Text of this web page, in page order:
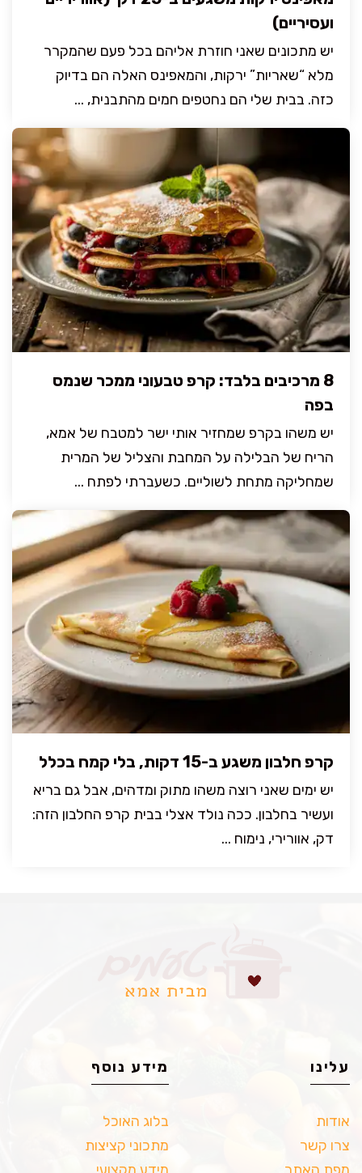
ועסיריים)
יש מתכונים שאני חוזרת אליהם בכל פעם שהמקרר
מלא “שאריות” ירקות, והמאפינס האלה הם בדיוק
כזה. בבית שלי הם נחטפים חמים מהתבנית, ...
8 מרכיבים בלבד: קרפ טבעוני ממכר שנמס
בפה
יש משהו בקרפ שמחזיר אותי ישר למטבח של אמא,
הריח של הבלילה על המחבת והצליל של המרית
שמחליקה מתחת לשוליים. כשעברתי לפתח ...
קרפ חלבון משגע ב-15 דקות, בלי קמח בכלל
יש ימים שאני רוצה משהו מתוק ומדהים, אבל גם בריא
ועשיר בחלבון. ככה נולד אצלי בבית קרפ החלבון הזה:
דק, אוורירי, נימוח ...
עלינו
אודות
צרו קשר
מידע נוסף
בלוג האוכל
מתכוני קציצות